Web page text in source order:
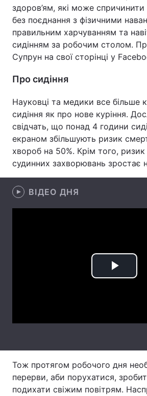
Спорт Наука
Техно і зв'язок Лайт
Цікавинки Погода
Екологія Регіони
Лонгріди
Відео з Youtube
Інтерв'ю Думки
Тема оформлення
здоров’ям, які може спричинити
без поєднання з фізичними
правильним харчуванням та
сидінням за робочим столом.
Супрун на свої сторінці у
Про сидіння
Науковці та медики все більше
сидіння як про нове куріння.
свідчать, що понад 4 години
екраном збільшують ризик
хвороб на 50%. Крім того,
судинних захворювань зростає
ВІДЕО ДНЯ
Play
Тож протягом робочого дня
перерви, аби порухатися,
подихати свіжим повітрям.